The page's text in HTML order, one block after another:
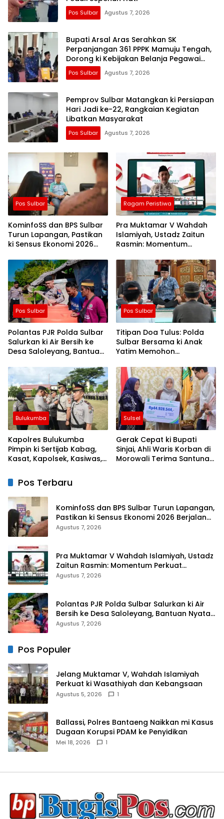
Pos Sulbar Agustus 7, 2026
Bupati Arsal Aras Serahkan SK
Perpanjangan 361 PPPK Mamuju Tengah,
Dorong ki Kebijakan Belanja Pegawai
Lebih Fleksibel
Pos Sulbar Agustus 7, 2026
Pemprov Sulbar Matangkan ki Persiapan
Hari Jadi ke-22, Rangkaian Kegiatan
Libatkan Masyarakat
Pos Sulbar Agustus 7, 2026
Pos Sulbar
KominfoSS dan BPS Sulbar
Turun Lapangan, Pastikan
ki Sensus Ekonomi 2026
Akurat
Ragam Peristiwa
Pra Muktamar V Wahdah
Islamiyah, Ustadz Zaitun
Rasmin: Momentum
Evaluasi Perjalanan
Dakwah
Pos Sulbar
Polantas PJR Polda Sulbar
Salurkan ki Air Bersih ke
Desa Saloleyang, Bantuan
Kemarau
Pos Sulbar
Titipan Doa Tulus: Polda
Sulbar Bersama ki Anak
Yatim Memohon
Negeri
Bulukumba
Kapolres Bulukumba
Pimpin ki Sertijab Kabag,
Kasat, Kapolsek, Kasiwas,
Sulsel
Gerak Cepat ki Bupati
Sinjai, Ahli Waris Korban di
Morowali Terima Santunan
Pos Terbaru
KominfoSS dan BPS Sulbar Turun Lapangan,
Pastikan ki Sensus Ekonomi 2026 Berjalan
Nyaman dan Akurat
Agustus 7, 2026
Pra Muktamar V Wahdah Islamiyah, Ustadz
Zaitun Rasmin: Momentum Perkuat
Konsolidasi dan Evaluasi Perjalanan
Agustus 7, 2026
Polantas PJR Polda Sulbar Salurkan ki Air
Bersih ke Desa Saloleyang, Bantuan Nyata
di Tengah Musim Kemarau
Agustus 7, 2026
Pos Populer
Jelang Muktamar V, Wahdah Islamiyah
Perkuat ki Wasathiyah dan Kebangsaan
Agustus 5, 2026 1
Ballassi, Polres Bantaeng Naikkan mi Kasus
Dugaan Korupsi PDAM ke Penyidikan
Mei 18, 2026 1